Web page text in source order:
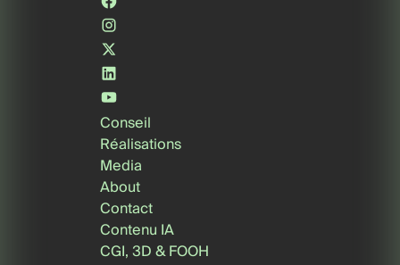
Conseil
Réalisations
Media
About
Contact
Contenu IA
CGI, 3D & FOOH